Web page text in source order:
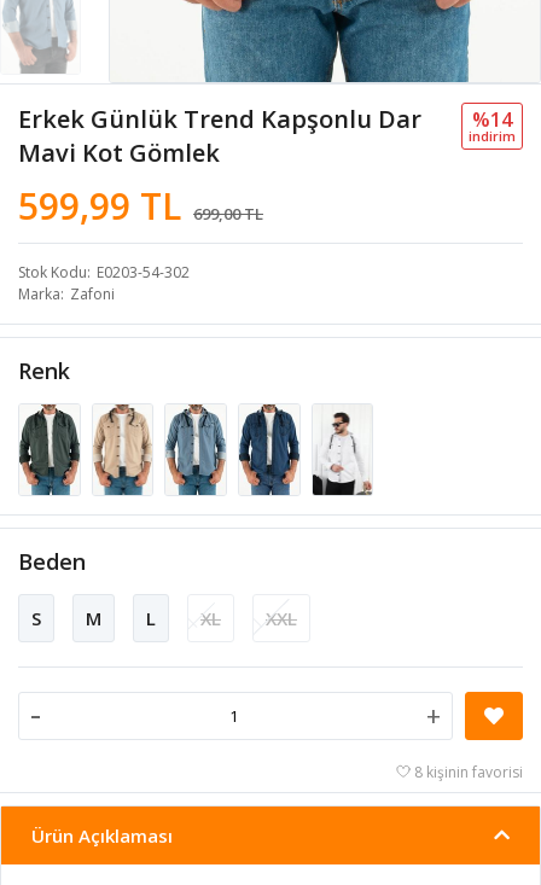
Erkek Günlük Trend Kapşonlu Dar
Mavi Kot Gömlek
599,99 TL 699,00 TL
%14
i̇ndi̇ri̇m
Stok Kodu E0203-54-302
Marka Zafoni
Renk
Beden
S M L XL XXL
- +
8 kişinin favorisi
Ürün Açıklaması